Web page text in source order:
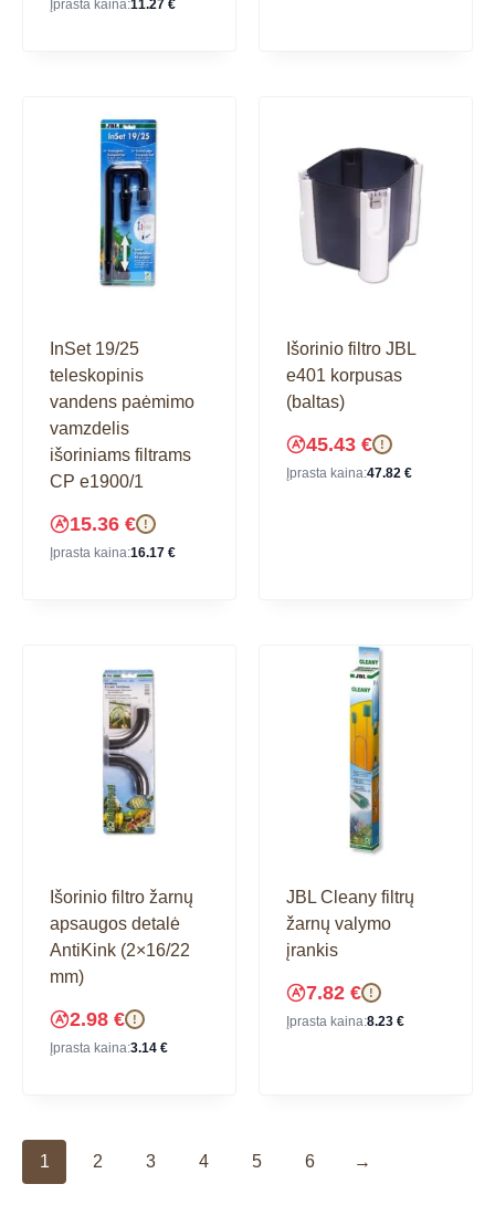
Įprasta kaina:11.27 €
InSet 19/25
teleskopinis
vandens paėmimo
vamzdelis
išoriniams filtrams
CP e1900/1
15.36 € !
Įprasta kaina:16.17 €
Išorinio filtro JBL
e401 korpusas
(baltas)
45.43 € !
Įprasta kaina:47.82 €
Išorinio filtro žarnų
apsaugos detalė
AntiKink (2×16/22
mm)
2.98 € !
Įprasta kaina:3.14 €
JBL Cleany filtrų
žarnų valymo
įrankis
7.82 € !
Įprasta kaina:8.23 €
1 2 3 4 5 6 →